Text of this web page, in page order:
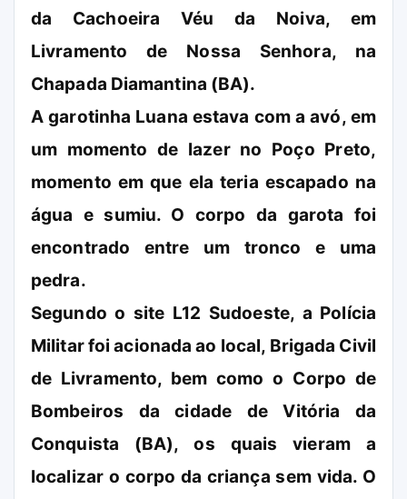
da Cachoeira Véu da Noiva, em
Livramento de Nossa Senhora, na
Chapada Diamantina (BA).
A garotinha Luana estava com a avó, em
um momento de lazer no Poço Preto,
momento em que ela teria escapado na
água e sumiu. O corpo da garota foi
encontrado entre um tronco e uma
pedra.
Segundo o site L12 Sudoeste, a Polícia
Militar foi acionada ao local, Brigada Civil
de Livramento, bem como o Corpo de
Bombeiros da cidade de Vitória da
Conquista (BA), os quais vieram a
localizar o corpo da criança sem vida. O